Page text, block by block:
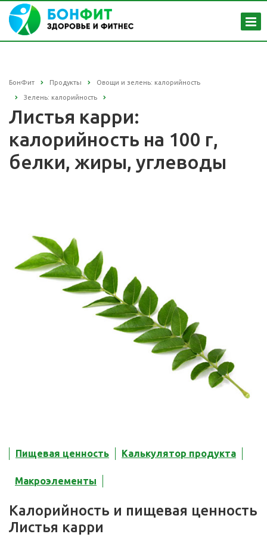
БонФит Продукты Овощи и зелень: калорийность
Зелень: калорийность
Листья карри:
калорийность на 100 г,
белки, жиры, углеводы
Пищевая ценность Калькулятор продукта
Макроэлементы
Калорийность и пищевая ценность
Листья карри